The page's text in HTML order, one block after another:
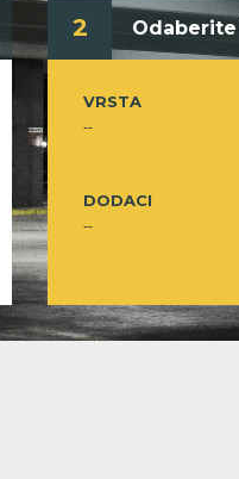
2
VRSTA
--
DODACI
--